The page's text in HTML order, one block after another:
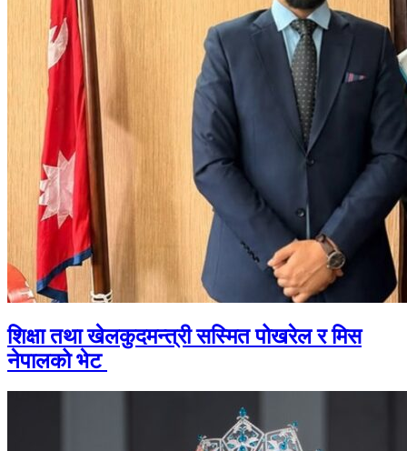
शिक्षा तथा खेलकुदमन्त्री सस्मित पोखरेल र मिस
नेपालको भेट